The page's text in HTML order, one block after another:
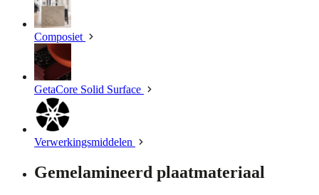
Composiet
GetaCore Solid Surface
Verwerkingsmiddelen
Gemelamineerd plaatmateriaal